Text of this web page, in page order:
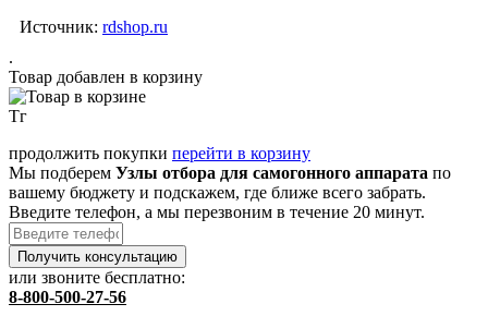
Источник: rdshop.ru
.
Товар добавлен в корзину
Тг
продолжить покупки перейти в корзину
Мы подберем Узлы отбора для самогонного аппарата по
вашему бюджету и подскажем, где ближе всего забрать.
Введите телефон, а мы перезвоним в течение 20 минут.
или звоните бесплатно:
8-800-500-27-56